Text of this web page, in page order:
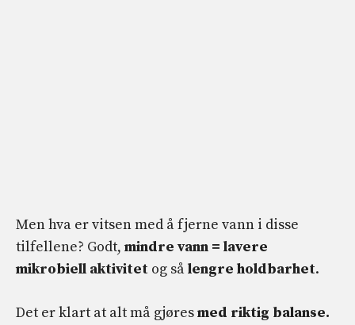
Men hva er vitsen med å fjerne vann i disse
tilfellene? Godt, mindre vann = lavere
mikrobiell aktivitet og sålengre holdbarhet.
Det er klart at alt må gjøresmed riktig balanse.